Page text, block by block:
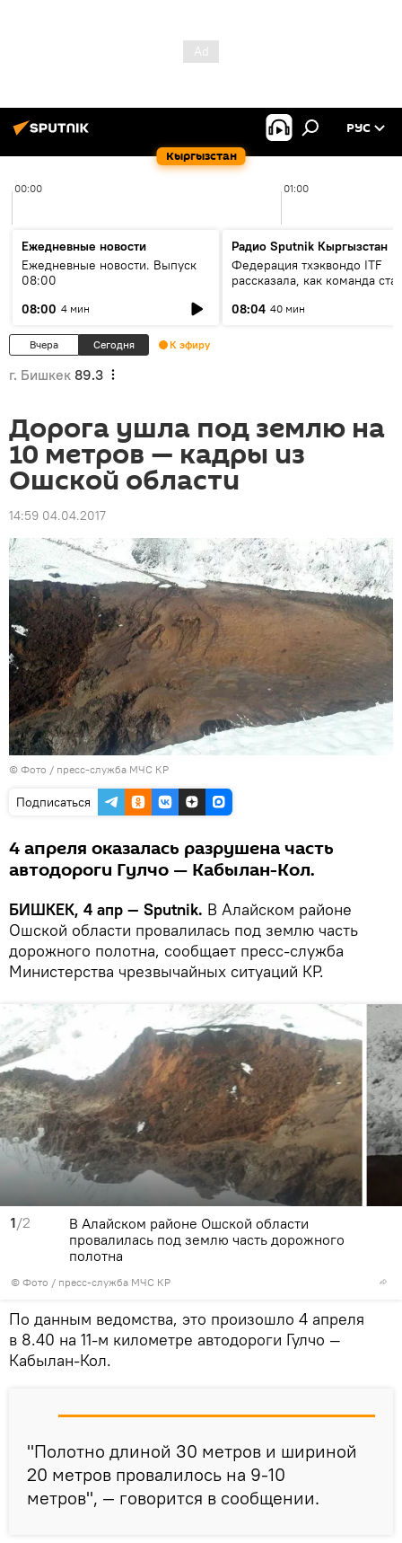
Кыргызстан
РУС
00:00 01:00
Ежедневные новости
Ежедневные новости. Выпуск
08:00
08:00 4 мин
Радио Sputnik Кыргызстан
Федерация тхэквондо ITF
рассказала, как команда
08:04 40 мин
Вчера Сегодня К эфиру
г. Бишкек 89.3
Дорога ушла под землю на
10 метров — кадры из
Ошской области
14:59 04.04.2017
© Фото / пресс-служба МЧС КР
Подписаться
4 апреля оказалась разрушена часть
автодороги Гулчо — Кабылан-Кол.
БИШКЕК, 4 апр — Sputnik. В Алайском районе
Ошской области провалилась под землю часть
дорожного полотна, сообщает пресс-служба
Министерства чрезвычайных ситуаций КР.
1/2
© Фото / пресс-служба МЧС КР
В Алайском районе Ошской области
провалилась под землю часть дорожного
полотна
По данным ведомства, это произошло 4 апреля
в 8.40 на 11-м километре автодороги Гулчо —
Кабылан-Кол.
"Полотно длиной 30 метров и шириной
20 метров провалилось на 9-10
метров", — говорится в сообщении.